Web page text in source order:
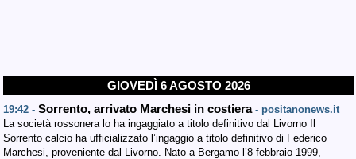
GIOVEDÌ 6 AGOSTO 2026
19:42 - Sorrento, arrivato Marchesi in costiera - positanonews.it
La società rossonera lo ha ingaggiato a titolo definitivo dal Livorno Il
Sorrento calcio ha ufficializzato l’ingaggio a titolo definitivo di Federico
Marchesi, proveniente dal Livorno. Nato a Bergamo l’8 febbraio 1999,